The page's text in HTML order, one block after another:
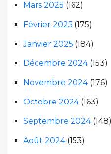
Mars 2025 (162)
Février 2025 (175)
Janvier 2025 (184)
Décembre 2024(153)
Novembre 2024(176)
Octobre 2024(163)
Septembre 2024(148)
Août 2024(153)